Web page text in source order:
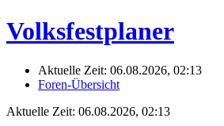
Volksfestplaner
Aktuelle Zeit: 06.08.2026, 02:13
Foren-Übersicht
Aktuelle Zeit: 06.08.2026, 02:13